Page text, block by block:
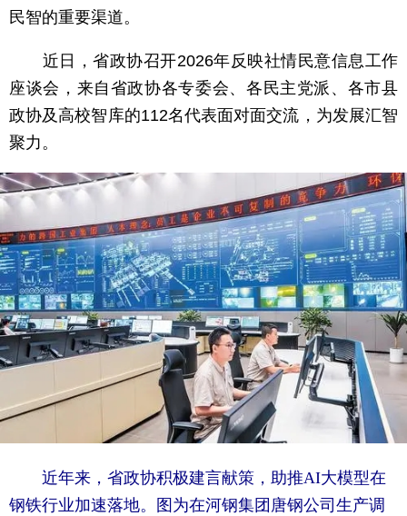
民智的重要渠道。
近日，省政协召开2026年反映社情民意信息工作
座谈会，来自省政协各专委会、各民主党派、各市县
政协及高校智库的112名代表面对面交流，为发展汇智
聚力。
近年来，省政协积极建言献策，助推AI大模型在
钢铁行业加速落地。图为在河钢集团唐钢公司生产调